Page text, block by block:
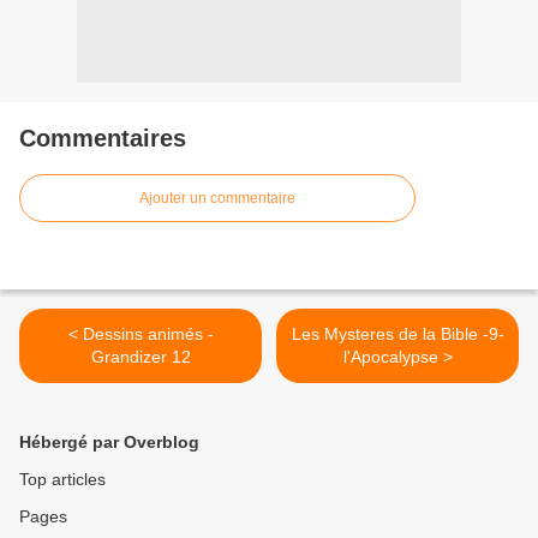
Commentaires
Ajouter un commentaire
< Dessins animés -
Grandizer 12
Les Mysteres de la Bible -9-
l'Apocalypse >
Hébergé par Overblog
Top articles
Pages